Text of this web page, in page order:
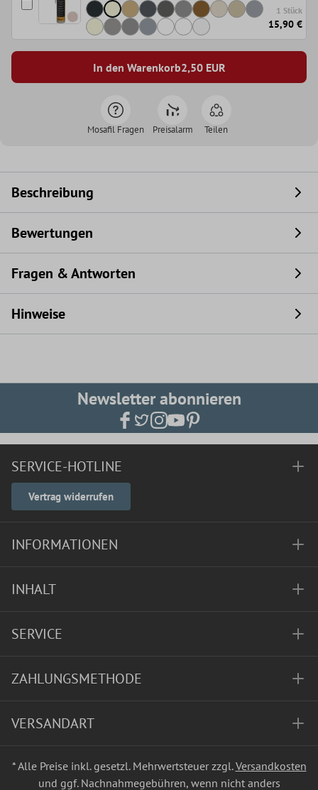
1 Stück
15,90 €
In den Warenkorb2,50EUR
Mosafil Fragen Preisalarm Teilen
Beschreibung
Bewertungen
Fragen & Antworten
Hinweise
Newsletter abonnieren
SERVICE-HOTLINE
Vertrag widerrufen
INFORMATIONEN
INHALT
SERVICE
ZAHLUNGSMETHODE
VERSANDART
* Alle Preise inkl. gesetzl. Mehrwertsteuer zzgl.Versandkosten
und ggf. Nachnahmegebühren, wenn nicht anders